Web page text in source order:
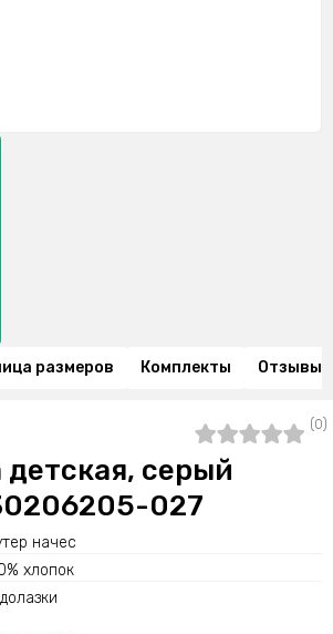
размеров Комплекты Отзывы
(0)
детская, серый
027
начес
хлопок